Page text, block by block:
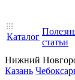
Каталог
статьи
Нижний
Казань